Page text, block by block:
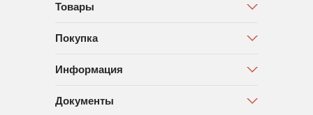
Товары
Покупка
Информация
Документы